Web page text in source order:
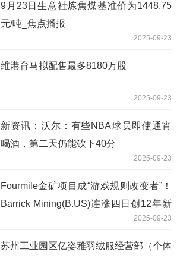
9月23日生意社炼焦煤基准价为1448.75
元/吨_焦点播报
2025-09-23
维港育马拟配售最多8180万股
2025-09-23
新资讯：沃尔：有些NBA球员即使通宵
喝酒，第二天仍能砍下40分
2025-09-23
Fourmile金矿项目成“游戏规则改变者”！
Barrick Mining(B.US)连涨四日创12年新
2025-09-23
苏州工业园区亿姿雅羽绒服经营部（个体